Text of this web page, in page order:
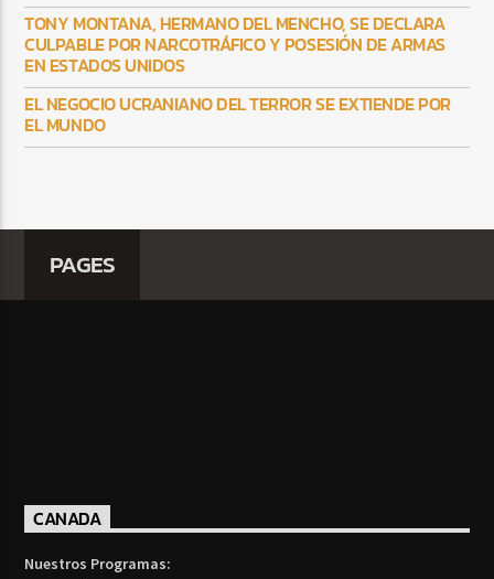
TONY MONTANA, HERMANO DEL MENCHO, SE DECLARA
CULPABLE POR NARCOTRÁFICO Y POSESIÓN DE ARMAS
EN ESTADOS UNIDOS
EL NEGOCIO UCRANIANO DEL TERROR SE EXTIENDE POR
EL MUNDO
PAGES
CANADA
Nuestros Programas: